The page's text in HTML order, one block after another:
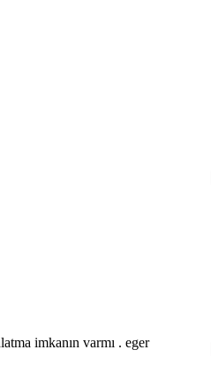
imkanın varmı . eger